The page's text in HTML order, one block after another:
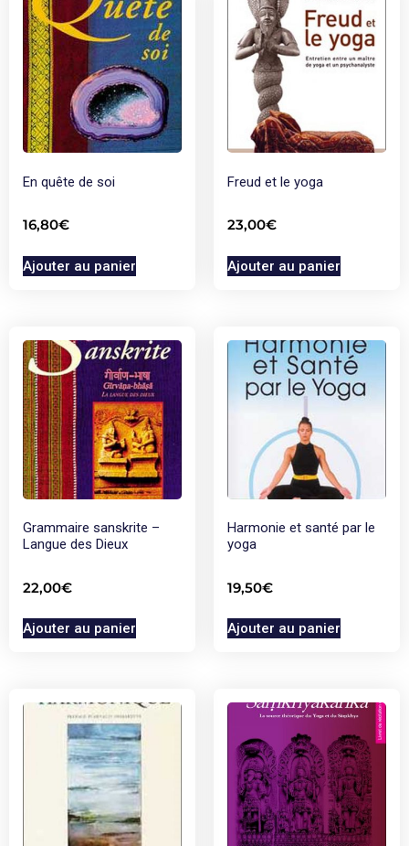
En quête de soi
16,80€
Ajouter au panier
Freud et le yoga
23,00€
Ajouter au panier
Grammaire sanskrite –
Langue des Dieux
22,00€
Ajouter au panier
Harmonie et santé par le
yoga
19,50€
Ajouter au panier